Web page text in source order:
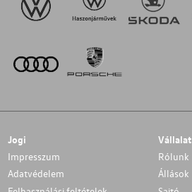
Jogi
Impresszum
Adatvédelem
Vállalat
Rólunk
Állások